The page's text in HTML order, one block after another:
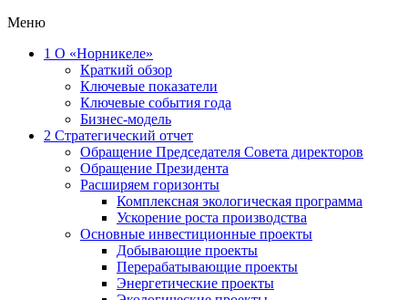
Меню
1 О «Норникеле»
Краткий обзор
Ключевые показатели
Ключевые события года
Бизнес-модель
2 Стратегический отчет
Обращение Председателя Совета директоров
Обращение Президента
Расширяем горизонты
Комплексная экологическая программа
Ускорение роста производства
Основные инвестиционные проекты
Добывающие проекты
Перерабатывающие проекты
Энергетические проекты